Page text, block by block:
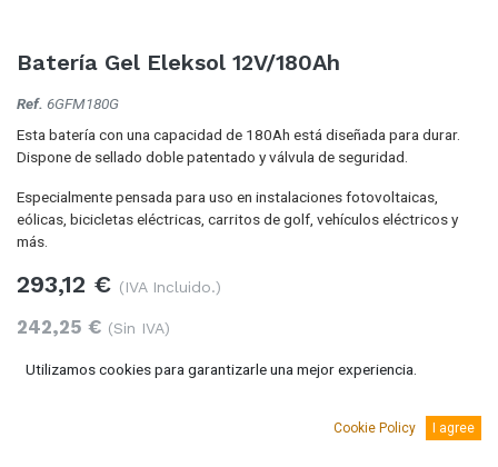
Batería Gel Eleksol 12V/180Ah
Ref. 6GFM180G
Esta batería con una capacidad de 180Ah está diseñada para durar.
Dispone de sellado doble patentado y válvula de seguridad.
Especialmente pensada para uso en instalaciones fotovoltaicas,
eólicas, bicicletas eléctricas, carritos de golf, vehículos eléctricos y
más.
293,12 € (IVA Incluido.)
242,25 € (Sin IVA)
Utilizamos cookies para garantizarle una mejor experiencia.
Cookie Policy I agree